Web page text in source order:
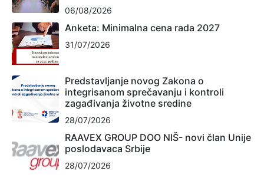
06/08/2026
Anketa: Minimalna cena rada 2027
31/07/2026
Predstavljanje novog Zakona o
integrisanom sprečavanju i kontroli
zagađivanja životne sredine
28/07/2026
RAAVEX GROUP DOO NIŠ- novi član Unije
poslodavaca Srbije
28/07/2026